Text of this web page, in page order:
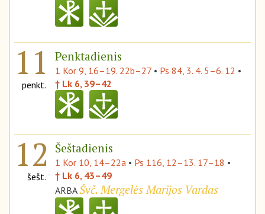
11
penkt.
Penktadienis
1 Kor 9, 16–19. 22b–27 • Ps 84, 3. 4. 5–6. 12 •
† Lk 6, 39–42
12
šešt.
Šeštadienis
1 Kor 10, 14–22a • Ps 116, 12–13. 17–18 •
† Lk 6, 43–49
ARBAŠvč. Mergelės Marijos Vardas